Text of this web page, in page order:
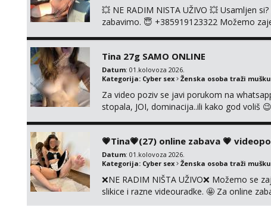
💥 NE RADIM NISTA UŽIVO 💥 Usamljen
zabavimo. 😇 +385919123322 Možemo
Tina 27g SAMO ONLINE
Datum: 01.kolovoza 2026.
Kategorija: Cyber sex Ženska osoba traži
Za video poziv se javi porukom na
stopala, JOI, dominacija..ili kako god voliš
💗Tina💗(27) online zabava 💗
Datum: 01.kolovoza 2026.
Kategorija: Cyber sex Ženska osoba traži
❌NE RADIM NIŠTA UŽIVO❌ Možemo se
slikice i razne videouradke. 🤩 Za online